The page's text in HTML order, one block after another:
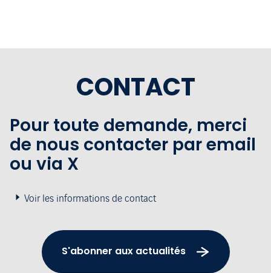
CONTACT
Pour toute demande, merci
de nous contacter par email
ou via X
Voir les informations de contact
S'abonner aux actualités